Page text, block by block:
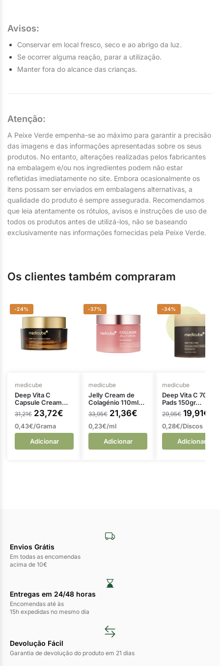
Avisos:
Conservar em local fresco, seco e ao abrigo da luz.
Se ocorrer alguma reação, parar a utilização.
Manter fora do alcance das crianças.
Atenção:
A Peixe Verde empenha-se ao máximo para garantir a precisão
das imagens e das informações apresentadas sobre os seus
produtos. No entanto, alterações realizadas pelos fabricantes
na embalagem e/ou nos ingredientes podem não estar
refletidas imediatamente no site. Embora ocasionalmente os
itens possam ser enviados em embalagens alternativas, a
qualidade do produto é sempre assegurada. Recomendamos
que leia atentamente os rótulos, avisos e instruções de uso de
todos os produtos antes de utilizá-los, não se baseando
exclusivamente nas informações fornecidas pela Peixe Verde.
Os clientes também compraram
-24%
medicube
Deep Vita C
Capsule Cream…
31,21€ 23,72€
0,43€/Grama
Adicionar
-37%
medicube
Jelly Cream de
Colagénio 110ml…
33,95€ 21,36€
0,23€/ml
Adicionar
-34%
medicube
Deep Vita C 70
Pads 150gr…
29,95€ 19,91€
0,28€/Discos
Adicionar
Envios Grátis
Em todas as encomendas
acima de 10€
Entregas em 24/48 horas​
Encomendas até às
15h expedidas no mesmo dia
Devolução Fácil
Garantia de devolução do produto em 21 dias